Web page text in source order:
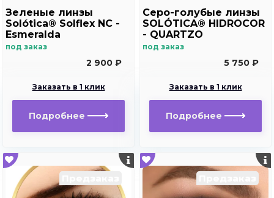
Зеленые линзы
Solótica® Solflex NC -
Esmeralda
под заказ
2 900 ₽
Заказать в 1 клик
Подробнее
Серо-голубые линзы
SOLÓTICA® HIDROCOR
- QUARTZO
под заказ
5 750 ₽
Заказать в 1 клик
Подробнее